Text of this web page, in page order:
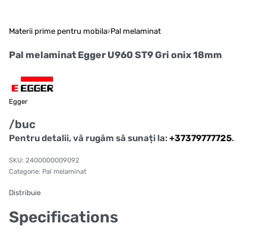
Materii prime pentru mobila›Pal melaminat
Pal melaminat Egger U960 ST9 Gri onix 18mm
Egger
/buc
Pentru detalii, vă rugăm să sunați la:+37379777725.
2400000009092
Categorie: Pal melaminat
Distribuie
Specifications